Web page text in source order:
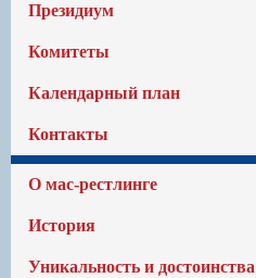
Президиум
Комитеты
Календарный план
Контакты
О мас-рестлинге
История
Уникальность и достоинства